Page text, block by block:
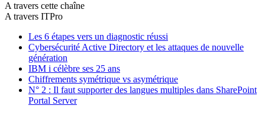
A travers cette chaîne
A travers ITPro
Les 6 étapes vers un diagnostic réussi
Cybersécurité Active Directory et les attaques de nouvelle
génération
IBM i célèbre ses 25 ans
Chiffrements symétrique vs asymétrique
N° 2 : Il faut supporter des langues multiples dans SharePoint
Portal Server